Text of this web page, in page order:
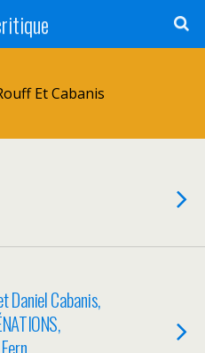
Et Cabanis
Cabanis,